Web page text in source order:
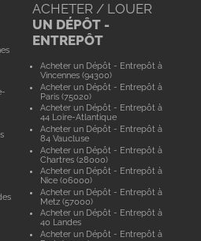
ACHETER / LOUER
UN DÉPÔT -
ENTREPÔT
Acheter un Dépôt - Entrepôt à
Vincennes (94300)
Acheter un Dépôt - Entrepôt à
Paris (75020)
Acheter un Dépôt - Entrepôt à
44 Loire-Atlantique
Acheter un Dépôt - Entrepôt à
84 Vaucluse
Acheter un Dépôt - Entrepôt à
Chartres (28000)
Acheter un Dépôt - Entrepôt à
Nice (06000)
Acheter un Dépôt - Entrepôt à
Metz (57000)
Acheter un Dépôt - Entrepôt à
40 Landes
Acheter un Dépôt - Entrepôt à